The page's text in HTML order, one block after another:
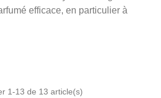
efficace, en particulier à
1-13 de 13 article(s)